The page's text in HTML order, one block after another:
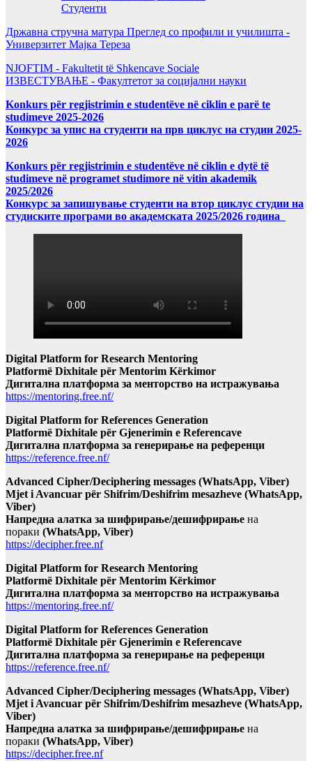
Студенти
Државна стручна матура Преглед со профили и училишта -
Универзитет Мајка Тереза
NJOFTIM - Fakultetit të Shkencave Sociale
ИЗВЕСТУВАЊЕ - Факултетот за социјални науки
Konkurs për regjistrimin e studentëve në ciklin e parë te
studimeve 2025-2026
Конкурс за упис на студенти на прв циклус на студии 2025-
2026
Konkurs për regjistrimin e studentëve në ciklin e dytë të
studimeve në programet studimore në vitin akademik
2025/2026
Конкурс за запишување студенти на втор циклус студии на
студиските програми во академската 2025/2026 година
Digital Platform for Research Mentoring
Platformë Dixhitale për Mentorim Kërkimor
Дигитална платформа за менторство на истражувања
https://mentoring.free.nf/
Digital Platform for References Generation
Platformë Dixhitale për Gjenerimin e Referencave
Дигитална платформа за генерирање на референци
https://reference.free.nf/
Advanced Cipher/Deciphering messages (WhatsApp, Viber)
Mjet i Avancuar për Shifrim/Deshifrim mesazheve (WhatsApp,
Viber)
Напредна алатка за шифрирање/дешифрирање на
пораки (WhatsApp, Viber)
https://decipher.free.nf
Digital Platform for Research Mentoring
Platformë Dixhitale për Mentorim Kërkimor
Дигитална платформа за менторство на истражувања
https://mentoring.free.nf/
Digital Platform for References Generation
Platformë Dixhitale për Gjenerimin e Referencave
Дигитална платформа за генерирање на референци
https://reference.free.nf/
Advanced Cipher/Deciphering messages (WhatsApp, Viber)
Mjet i Avancuar për Shifrim/Deshifrim mesazheve (WhatsApp,
Viber)
Напредна алатка за шифрирање/дешифрирање на
пораки (WhatsApp, Viber)
https://decipher.free.nf